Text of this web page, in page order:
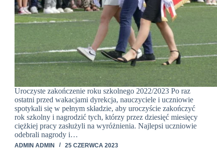
Uroczyste zakończenie roku szkolnego 2022/2023 Po raz
ostatni przed wakacjami dyrekcja, nauczyciele i uczniowie
spotykali się w pełnym składzie, aby uroczyście zakończyć
rok szkolny i nagrodzić tych, którzy przez dziesięć miesięcy
ciężkiej pracy zasłużyli na wyróżnienia. Najlepsi uczniowie
odebrali nagrody i…
ADMIN ADMIN 25 CZERWCA 2023